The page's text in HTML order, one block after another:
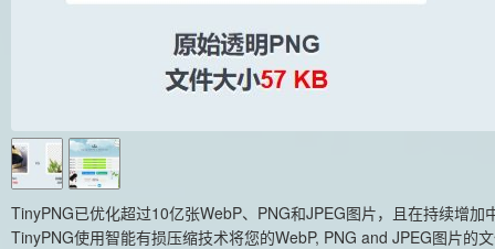
TinyPNG已优化超过10亿张WebP、PNG和JPEG图片，且在持续增加
TinyPNG使用智能有损压缩技术将您的WebP, PNG and JPEG图片的